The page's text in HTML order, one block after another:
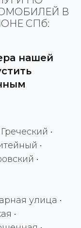
В
СПб:
нашей
•
•
•
улица •
•